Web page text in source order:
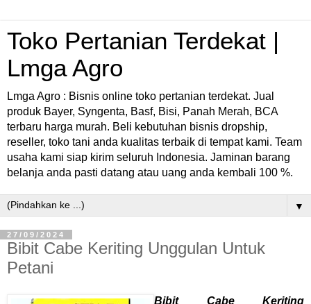
Toko Pertanian Terdekat |
Lmga Agro
Lmga Agro : Bisnis online toko pertanian terdekat. Jual
produk Bayer, Syngenta, Basf, Bisi, Panah Merah, BCA
terbaru harga murah. Beli kebutuhan bisnis dropship,
reseller, toko tani anda kualitas terbaik di tempat kami. Team
usaha kami siap kirim seluruh Indonesia. Jaminan barang
belanja anda pasti datang atau uang anda kembali 100 %.
▼
27/09/2024
Bibit Cabe Keriting Unggulan Untuk
Petani
Bibit Cabe Keriting